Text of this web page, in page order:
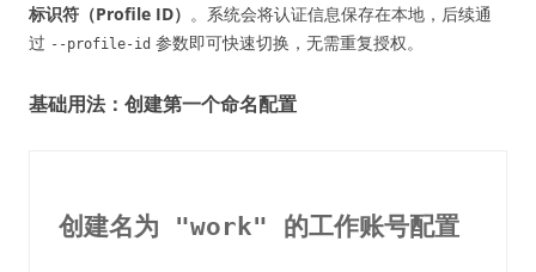
标识符（Profile ID） 。系统会将认证信息保存在本地，后续通
过 --profile-id 参数即可快速切换，无需重复授权。
基础用法：创建第一个命名配置
创建名为 "work" 的工作账号配置